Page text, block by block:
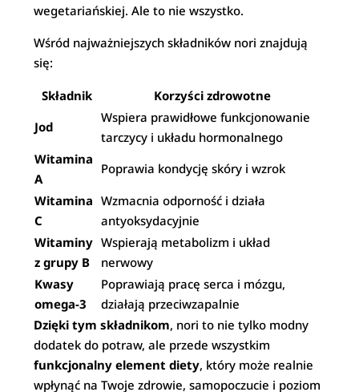
wegetariańskiej. Ale to nie wszystko.
Wśród najważniejszych składników nori znajdują
się:
Składnik
Korzyści zdrowotne
Jod
Wspiera prawidłowe funkcjonowanie
tarczycy i układu hormonalnego
Witamina
A
Poprawia kondycję skóry i wzrok
Witamina
C
Wzmacnia odporność i działa
antyoksydacyjnie
Witaminy
z grupy B
Wspierają metabolizm i układ
nerwowy
Kwasy
omega-3
Poprawiają pracę serca i mózgu,
działają przeciwzapalnie
Dzięki tym składnikom, nori to nie tylko modny
dodatek do potraw, ale przede wszystkim
funkcjonalny element diety, który może realnie
wpłynąć na Twoje zdrowie, samopoczucie i poziom